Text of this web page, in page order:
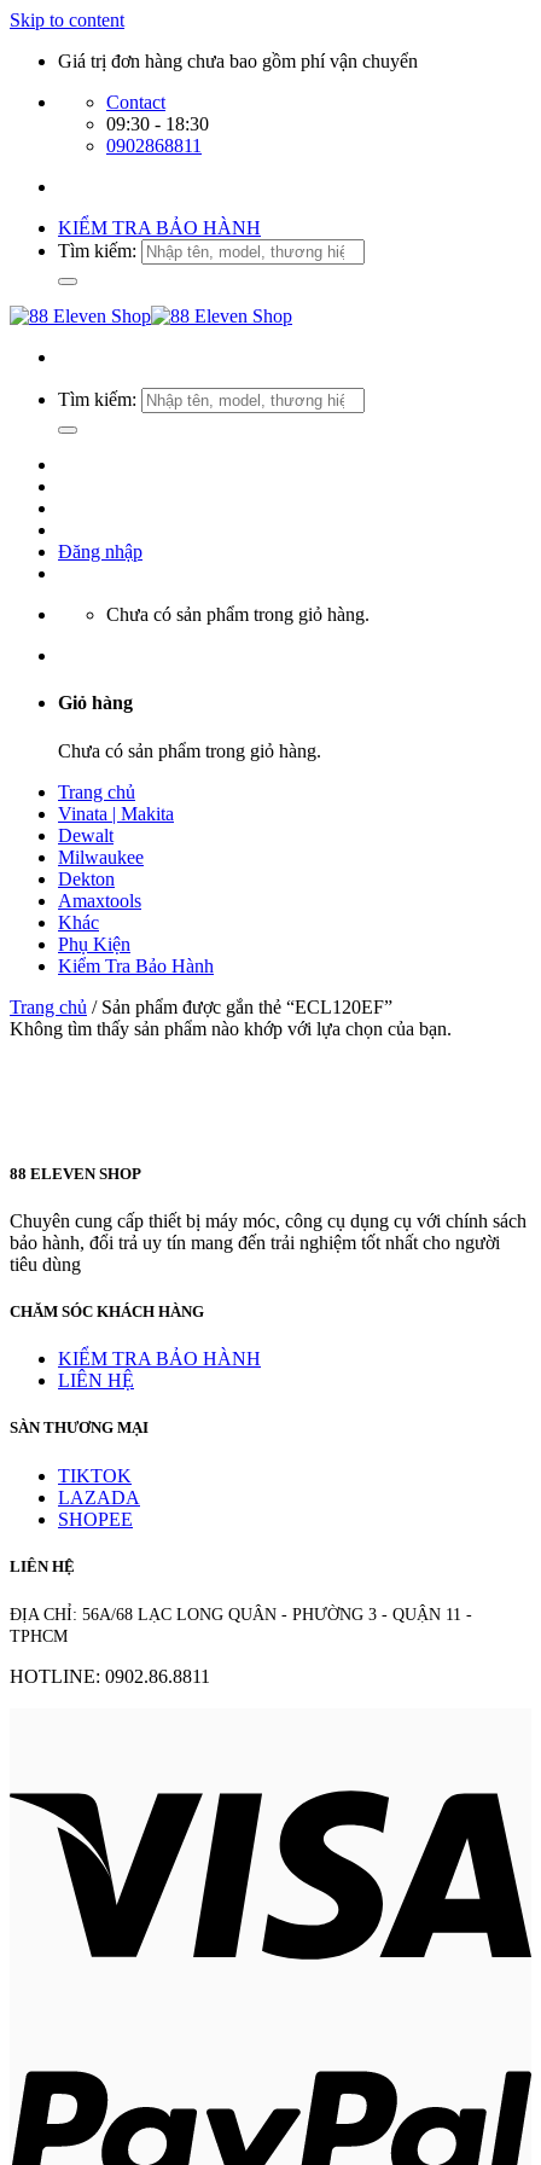
Skip to content
Giá trị đơn hàng chưa bao gồm phí vận chuyển
Contact
09:30 - 18:30
0902868811
KIỂM TRA BẢO HÀNH
Tìm kiếm:
Tìm kiếm:
Đăng nhập
Chưa có sản phẩm trong giỏ hàng.
Giỏ hàng
Chưa có sản phẩm trong giỏ hàng.
Trang chủ
Vinata | Makita
Dewalt
Milwaukee
Dekton
Amaxtools
Khác
Phụ Kiện
Kiểm Tra Bảo Hành
Trang chủ /Sản phẩm được gắn thẻ “ECL120EF”
Không tìm thấy sản phẩm nào khớp với lựa chọn của bạn.
88 ELEVEN SHOP
Chuyên cung cấp thiết bị máy móc, công cụ dụng cụ với chính sách
bảo hành, đổi trả uy tín mang đến trải nghiệm tốt nhất cho người
tiêu dùng
CHĂM SÓC KHÁCH HÀNG
KIỂM TRA BẢO HÀNH
LIÊN HỆ
SÀN THƯƠNG MẠI
TIKTOK
LAZADA
SHOPEE
LIÊN HỆ
ĐỊA CHỈ: 56A/68 LẠC LONG QUÂN - PHƯỜNG 3 - QUẬN 11 -
TPHCM
HOTLINE: 0902.86.8811